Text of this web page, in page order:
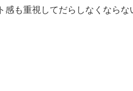
感も重視してだらしなくなら